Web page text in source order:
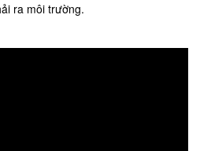
ra môi trường.